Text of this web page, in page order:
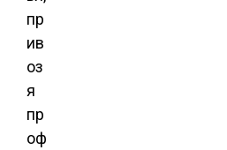
пр
ив
оз
я
пр
оф